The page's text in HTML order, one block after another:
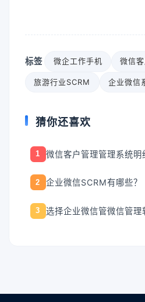
标签 微企工作手机 微信
旅游行业SCRM 企业微信
猜你还喜欢
1 微信客户管理管理系统明
2 企业微信SCRM有哪些？
3